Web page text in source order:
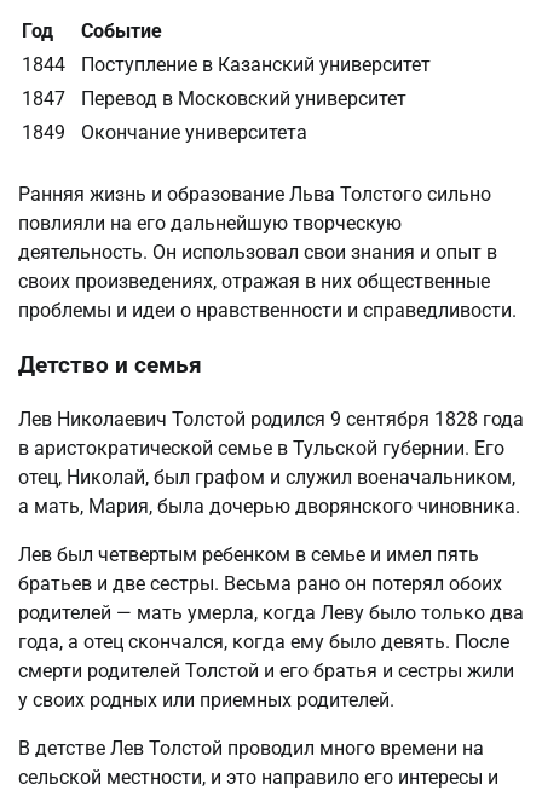
Год
Событие
1844
Поступление в Казанский университет
1847
Перевод в Московский университет
1849
Окончание университета
Ранняя жизнь и образование Льва Толстого сильно
повлияли на его дальнейшую творческую
деятельность. Он использовал свои знания и опыт в
своих произведениях, отражая в них общественные
проблемы и идеи о нравственности и справедливости.
Детство и семья
Лев Николаевич Толстой родился 9 сентября 1828 года
в аристократической семье в Тульской губернии. Его
отец, Николай, был графом и служил военачальником,
а мать, Мария, была дочерью дворянского чиновника.
Лев был четвертым ребенком в семье и имел пять
братьев и две сестры. Весьма рано он потерял обоих
родителей — мать умерла, когда Леву было только два
года, а отец скончался, когда ему было девять. После
смерти родителей Толстой и его братья и сестры жили
у своих родных или приемных родителей.
В детстве Лев Толстой проводил много времени на
сельской местности, и это направило его интересы и